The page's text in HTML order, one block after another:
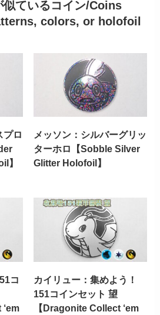
似ているコイン/Coins
colors, or holofoil
プロ
】
メッソン：シルバーグリッ
ターホロ【Sobble Silver
Glitter Holofoil】
コ
カイリュー：集めよう！
151コインセット 望
【Dragonite Collect ‘em